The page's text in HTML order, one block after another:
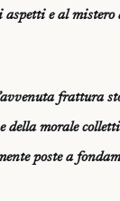
e al mistero
frattura
della morale
poste a